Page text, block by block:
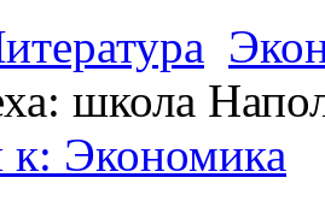
школа
к: Экономика